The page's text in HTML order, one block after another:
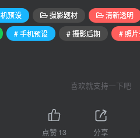
预设 摄影题材 清新透明
# 手机预设 # 摄影后期 # 照
喜欢就支持一下吧
点赞 13 分享